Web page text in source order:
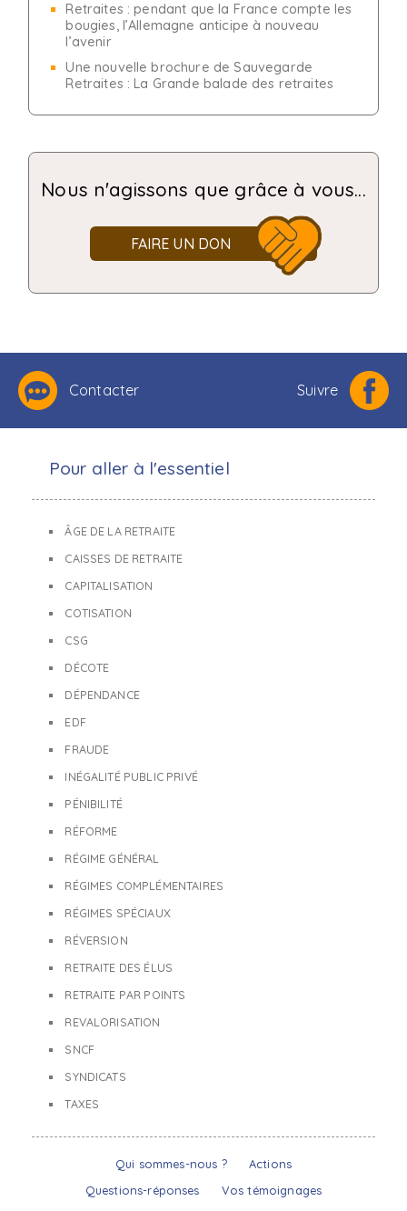
Retraites : pendant que la France compte les
bougies, l’Allemagne anticipe à nouveau
l’avenir
Une nouvelle brochure de Sauvegarde
Retraites : La Grande balade des retraites
Nous n'agissons que grâce à vous...
FAIRE UN DON
Contacter Suivre
Pour aller à l'essentiel
ÂGE DE LA RETRAITE
CAISSES DE RETRAITE
CAPITALISATION
COTISATION
CSG
DÉCOTE
DÉPENDANCE
EDF
FRAUDE
INÉGALITÉ PUBLIC PRIVÉ
PÉNIBILITÉ
RÉFORME
RÉGIME GÉNÉRAL
RÉGIMES COMPLÉMENTAIRES
RÉGIMES SPÉCIAUX
RÉVERSION
RETRAITE DES ÉLUS
RETRAITE PAR POINTS
REVALORISATION
SNCF
SYNDICATS
TAXES
Qui sommes-nous ?
Actions
Questions-réponses
Vos témoignages